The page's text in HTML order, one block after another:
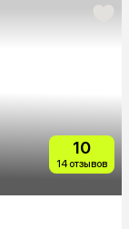
10
14 отзывов